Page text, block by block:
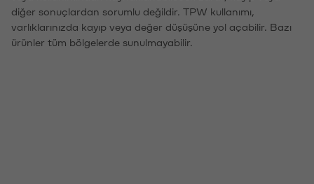
diğer sonuçlardan sorumlu değildir. TPW kullanımı,
varlıklarınızda kayıp veya değer düşüşüne yol açabilir. Bazı
ürünler tüm bölgelerde sunulmayabilir.